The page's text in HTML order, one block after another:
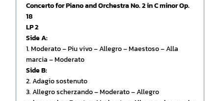
Concerto for Piano and Orchestra No. 2 in C minor Op.
18
LP 2
Side A:
1. Moderato – Piu vivo – Allegro – Maestoso – Alla
marcia – Moderato
Side B:
2. Adagio sostenuto
3. Allegro scherzando – Moderato – Allegro